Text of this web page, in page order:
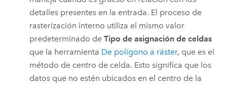
detalles presentes en la entrada. El proceso de
rasterización interno utiliza el mismo valor
predeterminado deTipo de asignación de celdas
que la herramienta De polígono a ráster, que es el
método de centro de celda. Esto significa que los
datos que no estén ubicados en el centro de la